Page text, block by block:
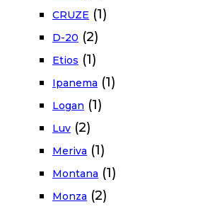
CRUZE (1)
D-20 (2)
Etios (1)
Ipanema (1)
Logan (1)
Luv (2)
Meriva (1)
Montana (1)
Monza (2)